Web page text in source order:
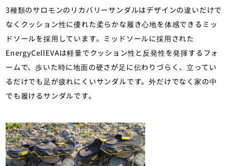
3種類のサロモンのリカバリーサンダルはデザインの違いだけで
なくクッション性に優れた柔らかな履き心地を体感できるミッ
ドソールを採用しています。ミッドソールに採用された
EnergyCellEVAは軽量でクッション性と反発性を発揮するフォ
ームで、歩いた時に地面の硬さが足に伝わりづらく、立ってい
るだけでも足が疲れにくいサンダルです。外だけでなく家の中
でも履けるサンダルです。